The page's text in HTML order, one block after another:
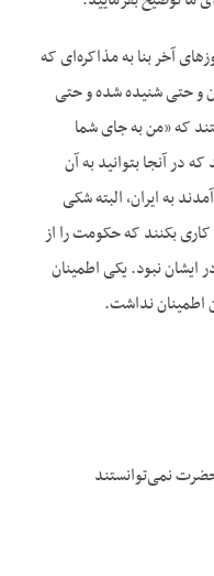
آخر بنا به مذاکره‌ای که
و حتی شنیده شده و حتی
که «من به جای شما
در آنجا بتوانید به آن
به ایران، البته شکی
بکنند که حکومت را از
ایشان نبود. یکی اطمینان
اطمینان نداشت.
نمی‌توانستند